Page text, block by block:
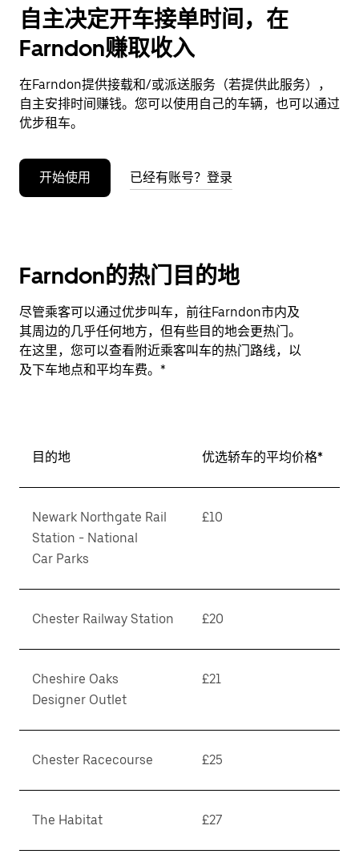
闭
日
历。
自主决定开车接单时间，在
Farndon赚取收入
在Farndon提供接载和/或派送服务（若提供此服务），
自主安排时间赚钱。您可以使用自己的车辆，也可以通过
优步租车。
开始使用 已经有账号？登录
Farndon的热门目的地
尽管乘客可以通过优步叫车，前往Farndon市内及
其周边的几乎任何地方，但有些目的地会更热门。
在这里，您可以查看附近乘客叫车的热门路线，以
及下车地点和平均车费。*
目的地 优选轿车的平均价格*
Newark Northgate Rail
Station - National
Car Parks
£10
Chester Railway Station £20
Cheshire Oaks
Designer Outlet
£21
Chester Racecourse £25
The Habitat £27